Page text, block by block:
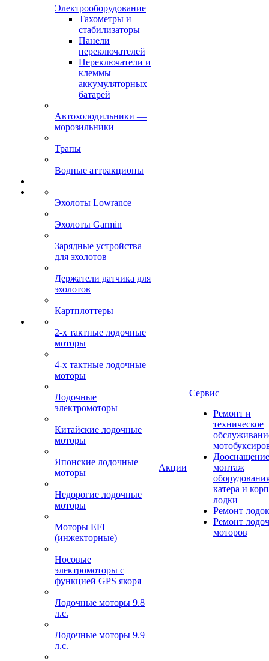
Электрооборудование
Тахометры и
стабилизаторы
Панели
переключателей
Переключатели и
клеммы
аккумуляторных
батарей
Автохолодильники —
морозильники
Трапы
Водные аттракционы
Эхолоты Lowrance
Эхолоты Garmin
Зарядные устройства
для эхолотов
Держатели датчика для
эхолотов
Картплоттеры
2-х тактные лодочные
моторы
4-х тактные лодочные
моторы
Лодочные
электромоторы
Китайские лодочные
моторы
Японские лодочные
моторы
Недорогие лодочные
моторы
Моторы EFI
(инжекторные)
Носовые
электромоторы с
функцией GPS якоря
Лодочные моторы 9.8
л.с.
Лодочные моторы 9.9
л.с.
Акции
Сервис
Ремонт и
техническое
монтаж
катера и
лодки
Ремонт
Ремонт
моторов